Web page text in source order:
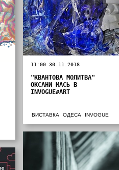
11:00 30.11.2018
"КВАНТОВА МОЛИТВА"
ОКСАНИ МАСЬ В
INVOGUE#ART
ВИСТАВКА ОДЕСА INVOGUE